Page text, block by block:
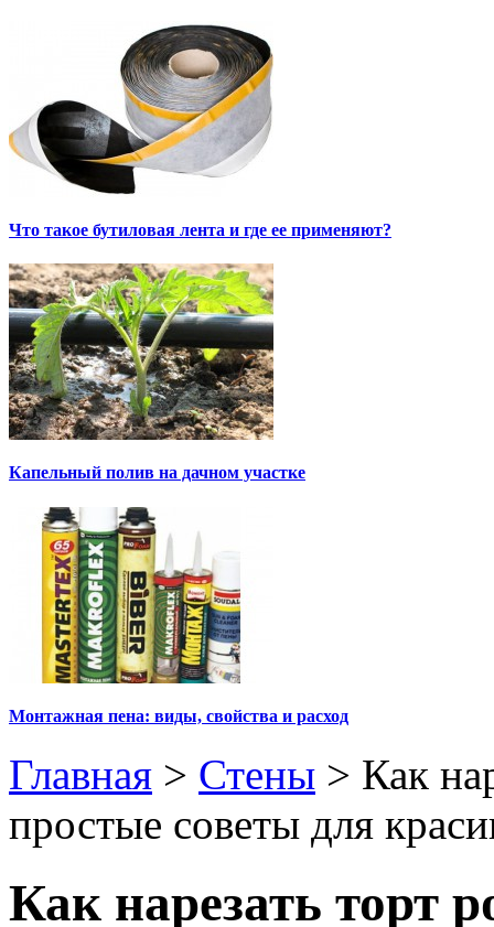
Что такое бутиловая лента и где ее применяют?
Капельный полив на дачном участке
Монтажная пена: виды, свойства и расход
Главная > Стены > Как
простые советы для
Как нарезать торт